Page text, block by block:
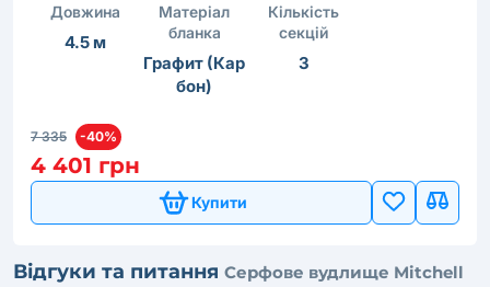
Довжина
4.5 м
Матеріал
бланка
Графит (Кар
бон)
Кількість
секцій
3
7 335 -40%
4 401 грн
Купити
Відгуки та питання Серфове вудлище Mitchell